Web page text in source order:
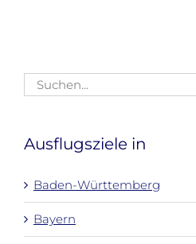
Suche
nach:
Ausflugsziele in
Baden-Württemberg
Bayern